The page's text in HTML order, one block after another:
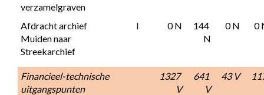
verzamelgraven
Afdracht archief
Muiden naar
Streekarchief
I 0 N
144
N
0 N 0
Financieel-technische
uitgangspunten
1327
V
641
V
43 V